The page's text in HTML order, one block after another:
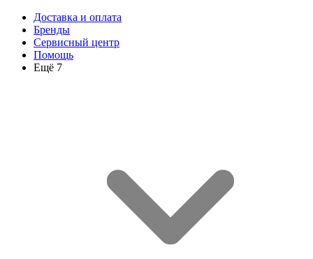
Доставка и оплата
Бренды
Сервисный центр
Помощь
Ещё 7